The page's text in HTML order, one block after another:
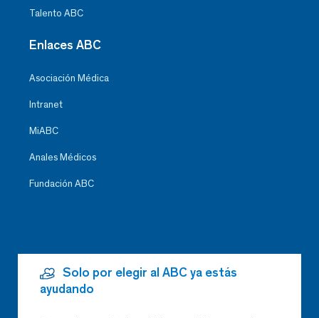
Talento ABC
Enlaces ABC
Asociación Médica
Intranet
MiABC
Anales Médicos
Fundación ABC
Solo por elegir al ABC ya estás
ayudando